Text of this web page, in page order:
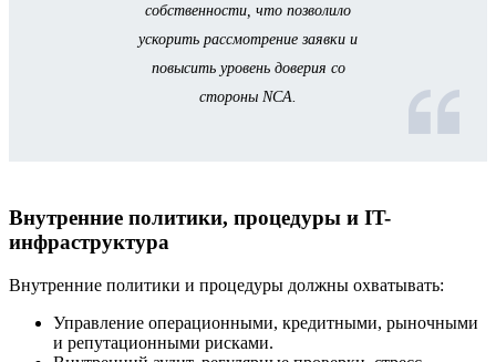
собственности, что позволило
ускорить рассмотрение заявки и
повысить уровень доверия со
стороны NCA.
Внутренние политики, процедуры и IT-
инфраструктура
Внутренние политики и процедуры должны охватывать:
Управление операционными, кредитными, рыночными
и репутационными рисками.